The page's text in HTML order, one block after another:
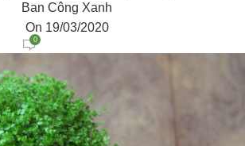
Ban Công Xanh
On 19/03/2020
0